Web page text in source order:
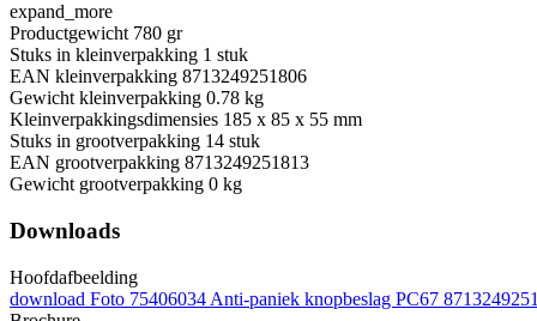
expand_more
Productgewicht 780 gr
Stuks in kleinverpakking 1 stuk
EAN kleinverpakking 8713249251806
Gewicht kleinverpakking 0.78 kg
Kleinverpakkingsdimensies 185 x 85 x 55 mm
Stuks in grootverpakking 14 stuk
EAN grootverpakking 8713249251813
Gewicht grootverpakking 0 kg
Downloads
Hoofdafbeelding
download Foto 75406034 Anti-paniek knopbeslag PC67